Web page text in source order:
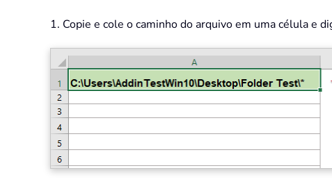
1. Copie e cole o caminho do arquivo em uma célula e